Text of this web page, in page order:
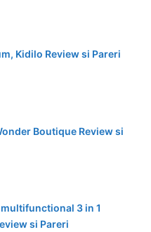
Kidilo Review si Pareri
Boutique Review si
3 in 1
si Pareri